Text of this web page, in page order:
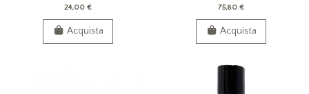
24,00 €
Acquista
75,80 €
Acquista